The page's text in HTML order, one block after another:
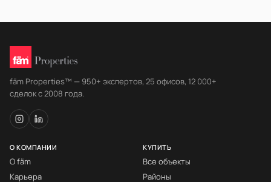
fäm Properties™ — 950+ экспертов, 25 офисов, 12 000+
сделок с 2008 года.
О КОМПАНИИ
О fäm
Карьера
КУПИТЬ
Все объекты
Районы